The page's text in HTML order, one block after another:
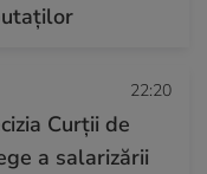
22:20
Curții de
a salarizării